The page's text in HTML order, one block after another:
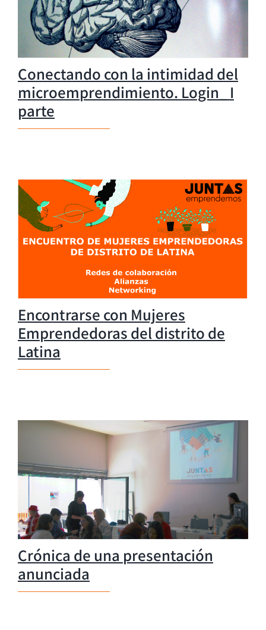
Conectando con la intimidad del
microemprendimiento. Login_ I
parte
Encontrarse con Mujeres
Emprendedoras del distrito de
Latina
Crónica de una presentación
anunciada